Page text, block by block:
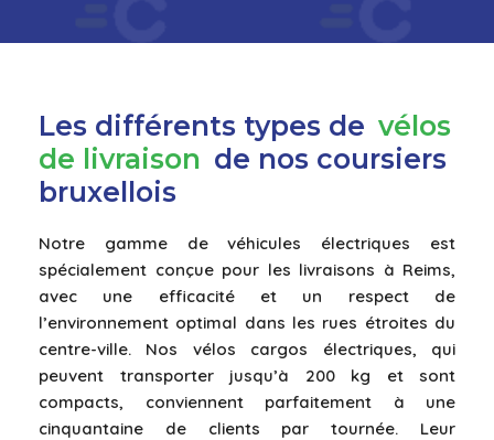
Les différents types de vélos
de livraison de nos coursiers
bruxellois
Notre gamme de véhicules électriques est
spécialement conçue pour les livraisons à Reims,
avec une efficacité et un respect de
l’environnement optimal dans les rues étroites du
centre-ville. Nos vélos cargos électriques, qui
peuvent transporter jusqu’à 200 kg et sont
compacts, conviennent parfaitement à une
cinquantaine de clients par tournée. Leur